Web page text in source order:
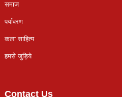
समाज
पर्यावरण
कला साहित्य
हमसे जुड़िये
Contact Us